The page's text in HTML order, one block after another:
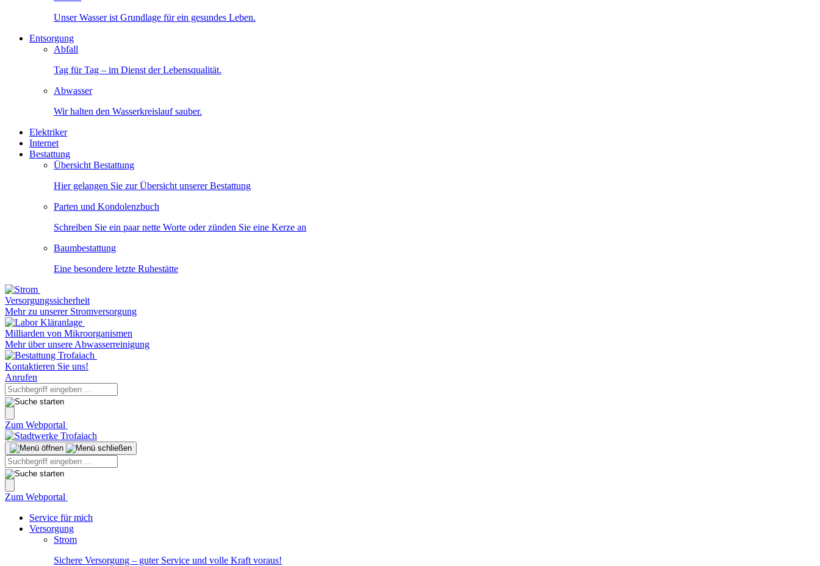
Unser Wasser ist Grundlage für ein gesundes Leben.
Entsorgung
Abfall
Tag für Tag – im Dienst der Lebensqualität.
Abwasser
Wir halten den Wasserkreislauf sauber.
Elektriker
Internet
Bestattung
Übersicht Bestattung
Hier gelangen Sie zur Übersicht unserer Bestattung
Parten und Kondolenzbuch
Schreiben Sie ein paar nette Worte oder zünden Sie eine Kerze an
Baumbestattung
Eine besondere letzte Ruhestätte
Versorgungssicherheit
Mehr zu unserer Stromversorgung
Milliarden von Mikroorganismen
Mehr über unsere Abwasserreinigung
Kontaktieren Sie uns!
Anrufen
Zum Webportal
Zum Webportal
Service für mich
Versorgung
Strom
Sichere Versorgung – guter Service und volle Kraft voraus!